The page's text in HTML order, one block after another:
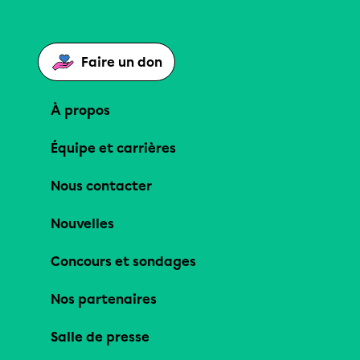
Faire un don
À propos
Équipe et carrières
Nous contacter
Nouvelles
Concours et sondages
Nos partenaires
Salle de presse